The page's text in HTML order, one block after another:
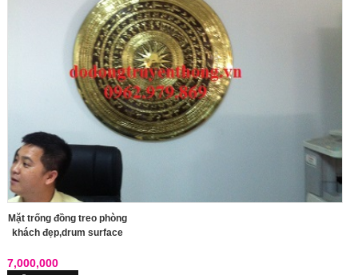
Mặt trống đồng treo phòng
khách đẹp,drum surface
7,000,000